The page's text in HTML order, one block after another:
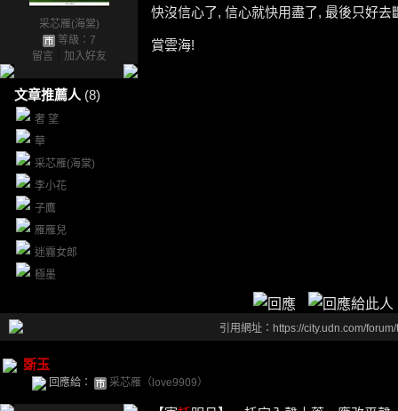
采芯雁(海棠)
等級：7
留言
加入好友
文章推薦人 (8)
奢 望
華
采芯雁(海棠)
李小花
子鷹
雁雁兒
迷霧女郎
極墨
快沒信心了, 信心就快用盡了, 最後只好去
賞雲海!
引用網址：https://city.udn.com/
斲玉
回應給： 采芯雁（love9909）